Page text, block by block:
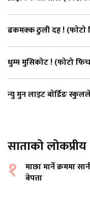
ढकमक्क ठुली दह ! (फाेटाे
धुम्म मुसिकोट ! (फोटो
न्यु मुन लाइट बाेर्डिङ
साताको लोकप्रीय
१
माछा मार्ने क्रममा
बेपत्ता